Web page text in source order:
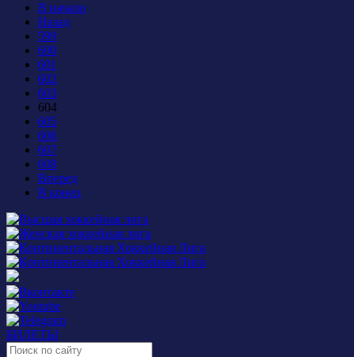
В начало
Назад
599
600
601
602
603
604
605
606
607
608
Вперед
В конец
БИЛЕТЫ